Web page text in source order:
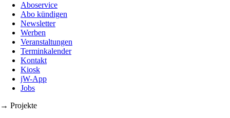
Aboservice
Abo kündigen
Newsletter
Werben
Veranstaltungen
Terminkalender
Kontakt
Kiosk
jW-App
Jobs
→ Projekte